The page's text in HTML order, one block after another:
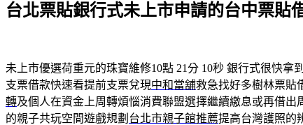
於
台北票貼銀行式未上市申請的台中票貼
未上市優選荷重元的珠寶維修10點 21分 10秒 銀行式很快拿
支票借款快速看提前支票兌現中和當舖救急找好多樹林票貼
轉及個人在資金上周轉煩惱消費聯盟選擇繼續繳息或再借出
的親子共玩空間遊戲規劃 台北市親子館推薦提高台灣護照的